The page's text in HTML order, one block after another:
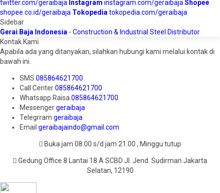
twitter.com/geraibaja Instagram instagram.com/geraibaja Shopee
shopee.co.id/geraibaja Tokopedia tokopedia.com/geraibaja
Sidebar
Gerai Baja Indonesia - Construction & Industrial Steel Distributor
Kontak Kami
Apabila ada yang ditanyakan, silahkan hubungi kami melalui kontak di
bawah ini.
SMS 085864621700
Call Center085864621700
Whatsapp Raisa 085864621700
Messengergeraibaja
Telegrram geraibaja
Email geraibajaindo@gmail.com
Buka jam 08.00 s/d jam 21.00 , Minggu tutup
Gedung Office 8 Lantai 18 A SCBD Jl. Jend. Sudirman Jakarta
Selatan, 12190